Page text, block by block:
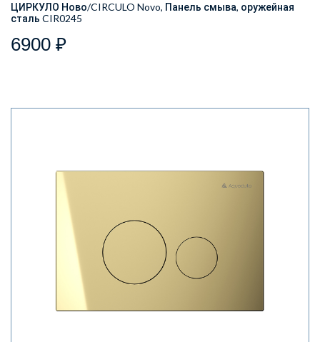
ЦИРКУЛО Ново/CIRCULO Novo, Панель смыва, оружейная
сталь CIR0245
6900 ₽